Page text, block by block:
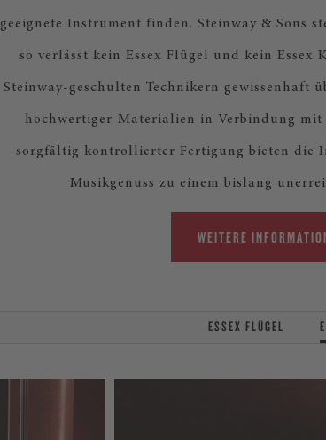
geeignete Instrument finden. Steinway & Sons
so verlässt kein Essex Flügel und kein Essex
Steinway-geschulten Technikern gewissenhaft
hochwertiger Materialien in Verbindung
sorgfältig kontrollierter Fertigung bieten die
Musikgenuss zu einem bislang
WEITERE
ESSEX FLÜGEL